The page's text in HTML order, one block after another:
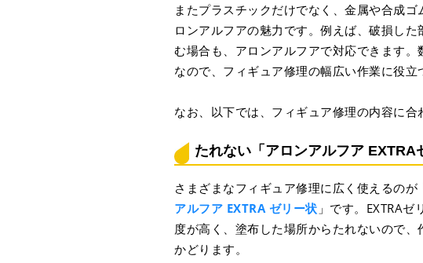
またプラスチックだけでなく、金属や合成
ロンアルフアの魅力です。例えば、破損し
む場合も、アロンアルフアで対応できます
なので、フィギュア修理の幅広い作業に役立
なお、以下では、フィギュア修理の内容に合
たれない「アロンアルフア EXTRA
さまざまなフィギュア修理に広く使えるのが
アルフア EXTRA ゼリー状 」です。EXTRAゼ
度が高く、塗布した場所からたれないので、
かどります。